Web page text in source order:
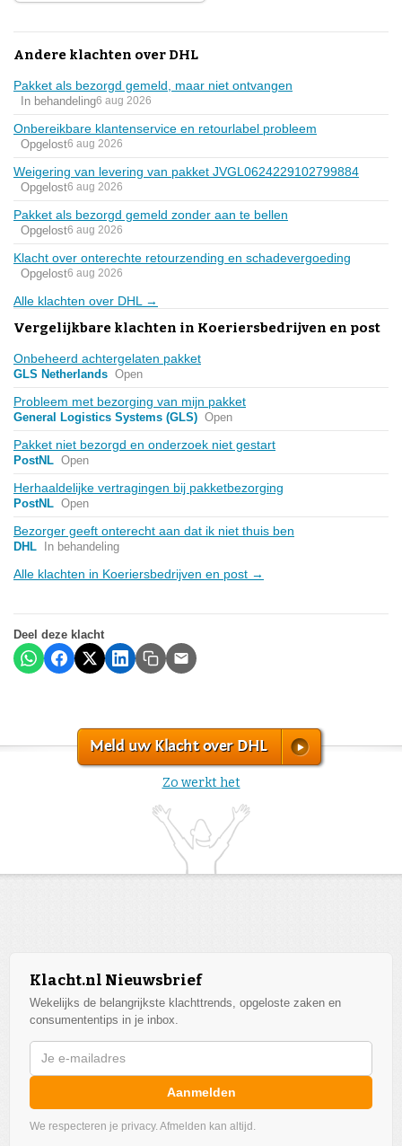
Andere klachten over DHL
Pakket als bezorgd gemeld, maar niet ontvangen
In behandeling6 aug 2026
Onbereikbare klantenservice en retourlabel probleem
Opgelost6 aug 2026
Weigering van levering van pakket JVGL0624229102799884
Opgelost6 aug 2026
Pakket als bezorgd gemeld zonder aan te bellen
Opgelost6 aug 2026
Klacht over onterechte retourzending en schadevergoeding
Opgelost6 aug 2026
Alle klachten over DHL →
Vergelijkbare klachten in Koeriersbedrijven en post
Onbeheerd achtergelaten pakket
GLS Netherlands Open
Probleem met bezorging van mijn pakket
General Logistics Systems (GLS) Open
Pakket niet bezorgd en onderzoek niet gestart
PostNL Open
Herhaaldelijke vertragingen bij pakketbezorging
PostNL Open
Bezorger geeft onterecht aan dat ik niet thuis ben
DHL In behandeling
Alle klachten in Koeriersbedrijven en post →
Deel deze klacht
Meld uw Klacht over DHL
Zo werkt het
Klacht.nl Nieuwsbrief
Wekelijks de belangrijkste klachttrends, opgeloste zaken en
consumententips in je inbox.
Aanmelden
We respecteren je privacy. Afmelden kan altijd.